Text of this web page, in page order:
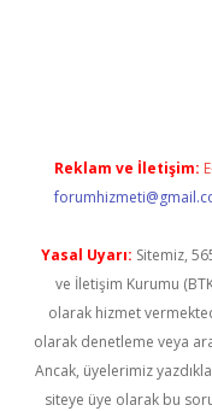
Reklam ve İletişim:
Yasal Uyarı: Sitemiz,
ve İletişim Kurumu
olarak hizmet
olarak denetleme veya
Ancak, üyelerimiz
siteye üye olarak bu